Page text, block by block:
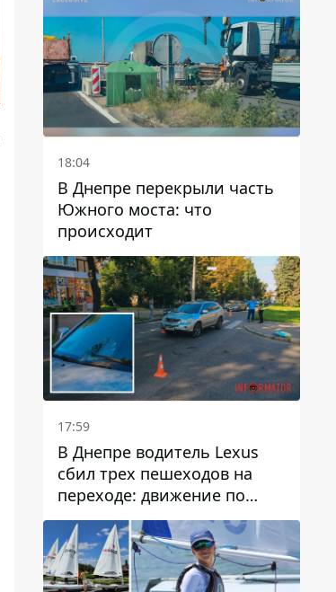
18:04
В Днепре перекрыли часть
Южного моста: что
происходит
17:59
В Днепре водитель Lexus
сбил трех пешеходов на
переходе: движение по
проспекту Науки
затруднено